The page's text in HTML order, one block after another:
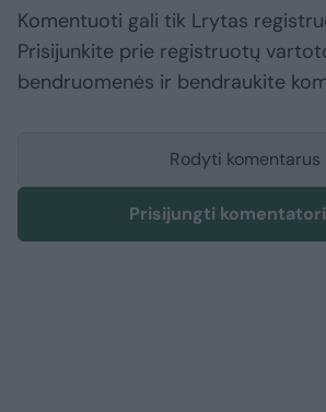
Komentuoti gali tik Lrytas
Prisijunkite prie registruotų
bendruomenės ir bendraukite
Rodyti komentarus
Prisijungti